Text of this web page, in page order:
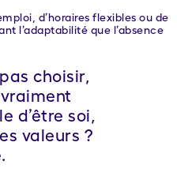
d’horaires flexibles ou de
l’adaptabilité que l’absence
choisir,
d’être soi,
valeurs ?